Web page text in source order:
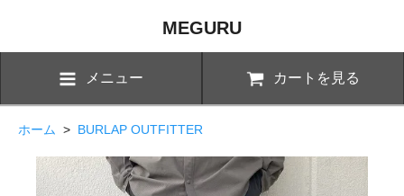
MEGURU
メニュー カートを見る
ホーム > BURLAP OUTFITTER